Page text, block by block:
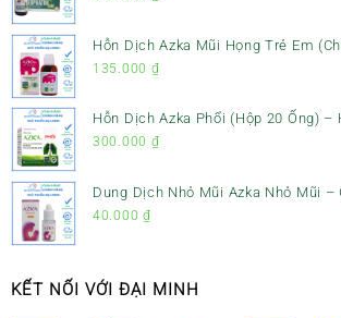
Hỗn Dịch Azka Mũi Họng Trẻ Em
Ho, Tiêu Đờm & Đau Rát Họng
135.000 ₫
Hỗn Dịch Azka Phổi (Hộp 20 Ống) –
Tiêu Đờm & Bổ Phổi
300.000 ₫
Dung Dịch Nhỏ Mũi Azka Nhỏ Mũi –
Sổ Mũi Cho Trẻ Sơ Sinh
40.000 ₫
KẾT NỐI VỚI ĐẠI MINH